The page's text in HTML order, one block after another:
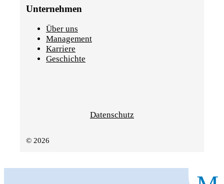
Unternehmen
Über uns
Management
Karriere
Geschichte
Datenschutz
© 2026